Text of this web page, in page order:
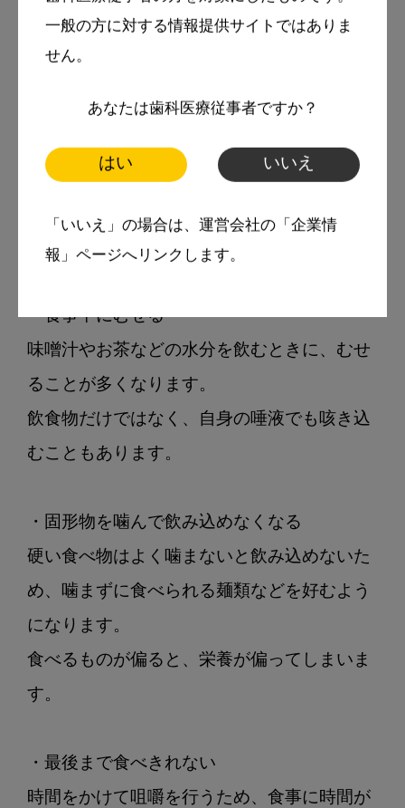
一般の方に対する情報提供サイトではありま
せん。
あなたは歯科医療従事者ですか？
はい いいえ
「いいえ」の場合は、運営会社の「企業情
報」ページへリンクします。
おこなわれます。
このうち「飲み込む」動作に障害が起きてい
る状態を「嚥下障害」と呼びます。
嚥下障害には、以下の症状が現れます。
・食事中にむせる
味噌汁やお茶などの水分を飲むときに、むせ
ることが多くなります。
飲食物だけではなく、自身の唾液でも咳き込
むこともあります。
・固形物を噛んで飲み込めなくなる
硬い食べ物はよく噛まないと飲み込めないた
め、噛まずに食べられる麺類などを好むよう
になります。
食べるものが偏ると、栄養が偏ってしまいま
す。
・最後まで食べきれない
時間をかけて咀嚼を行うため、食事に時間が